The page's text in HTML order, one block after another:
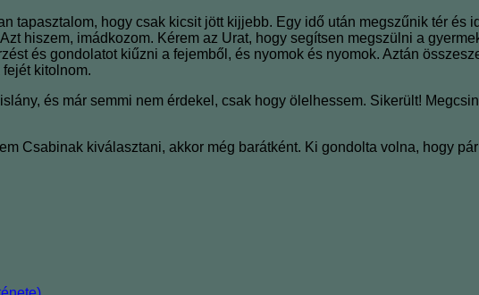
tapasztalom, hogy csak kicsit jött kijjebb. Egy idő után megszűnik tér és
hiszem, imádkozom. Kérem az Urat, hogy segítsen megszülni a
és gondolatot kiűzni a fejemből, és nyomok és nyomok. Aztán
kitolnom.
és már semmi nem érdekel, csak hogy ölelhessem. Sikerült!
Csabinak kiválasztani, akkor még barátként. Ki gondolta volna, hogy